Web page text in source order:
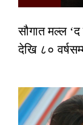
सौगात मल्ल
देखि ८०